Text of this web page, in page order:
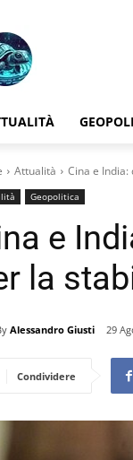
Attualità Cina e
Geopolitica
e
la
Alessandro Giusti 29
Condividere